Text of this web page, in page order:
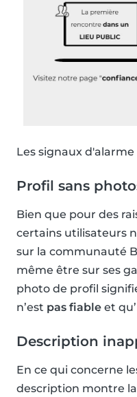
Les signaux
Profil sans
Bien que pour des
certains utilisateurs
sur la communauté
même être sur ses
photo de profil
n’est pas fiable et
Description
En ce qui concerne
description montre